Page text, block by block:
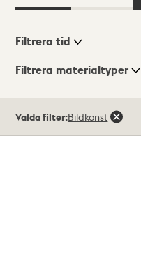
Visningsläge
Filtrera tid
Filtrera materialtyper
träffar
Valda filter:Bildkonst